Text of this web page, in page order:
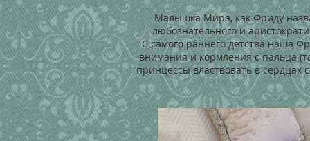
Малышка Мира, как Фриду
любознательного и
С самого раннего детства наша
внимания и кормления с пальца
принцессы властвовать в сердцах